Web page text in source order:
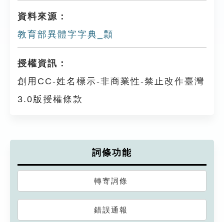
資料來源：
教育部異體字字典_顠
授權資訊：
創用CC-姓名標示-非商業性-禁止改作臺灣
3.0版授權條款
詞條功能
轉寄詞條
錯誤通報